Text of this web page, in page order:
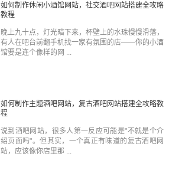
如何制作休闲小酒馆网站，社交酒吧网站搭建全攻略
教程
晚上九十点，灯光暗下来，杯壁上的水珠慢慢滑落，
有人在吧台前翻手机找一家有氛围的店——你的小酒
馆要是连个像样的网 ...
如何制作主题酒吧网站，复古酒吧网站搭建全攻略教
程
说到酒吧网站，很多人第一反应可能是"不就是个介
绍页面吗"。但其实，一个真正有味道的复古酒吧网
站，应该像你店里那 ...